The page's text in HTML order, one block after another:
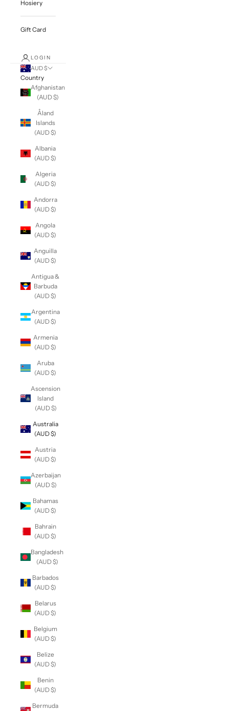
Hosiery
Gift Card
LOGIN
AUD $
Country
Afghanistan
(AUD $)
Åland
Islands
(AUD $)
Albania
(AUD $)
Algeria
(AUD $)
Andorra
(AUD $)
Angola
(AUD $)
Anguilla
(AUD $)
Antigua &
Barbuda
(AUD $)
Argentina
(AUD $)
Armenia
(AUD $)
Aruba
(AUD $)
Ascension
Island
(AUD $)
Australia
(AUD $)
Austria
(AUD $)
Azerbaijan
(AUD $)
Bahamas
(AUD $)
Bahrain
(AUD $)
Bangladesh
(AUD $)
Barbados
(AUD $)
Belarus
(AUD $)
Belgium
(AUD $)
Belize
(AUD $)
Benin
(AUD $)
Bermuda